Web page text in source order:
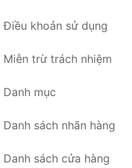
Điều khoản sử dụng
Miễn trừ trách nhiệm
Danh mục
Danh sách nhãn hàng
Danh sách cửa hàng